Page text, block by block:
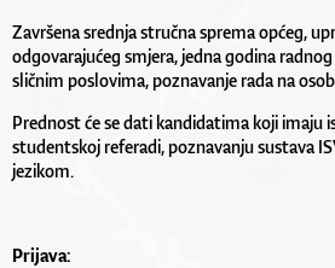
Završena srednja stručna sprema općeg,
odgovarajućeg smjera, jedna godina
sličnim poslovima, poznavanje rada na
Prednost će se dati kandidatima koji imaju
studentskoj referadi, poznavanju sustava
jezikom.
Prijava: